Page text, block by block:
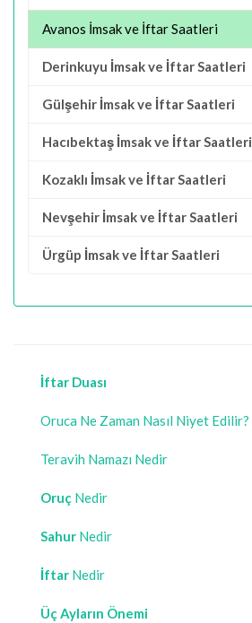
Avanos İmsak ve İftar Saatleri
Derinkuyu İmsak ve İftar Saatleri
Gülşehir İmsak ve İftar Saatleri
Hacıbektaş İmsak ve İftar Saatleri
Kozaklı İmsak ve İftar Saatleri
Nevşehir İmsak ve İftar Saatleri
Ürgüp İmsak ve İftar Saatleri
İftar Duası
Oruca Ne Zaman Nasıl Niyet Edilir?
Teravih Namazı Nedir
Oruç Nedir
Sahur Nedir
İftar Nedir
Üç Ayların Önemi